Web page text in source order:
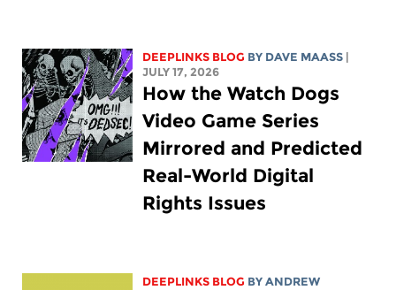
DEEPLINKS BLOG BY DAVE MAASS |
JULY 17, 2026
How the Watch Dogs
Video Game Series
Mirrored and Predicted
Real-World Digital
Rights Issues
DEEPLINKS BLOG BYANDREW